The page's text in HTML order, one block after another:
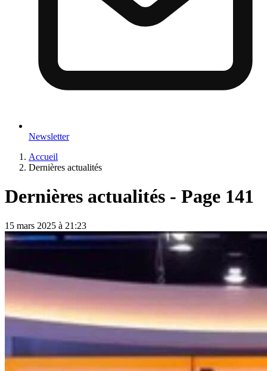
Newsletter
Accueil
Dernières actualités
Dernières actualités - Page 141
15 mars 2025 à 21:23